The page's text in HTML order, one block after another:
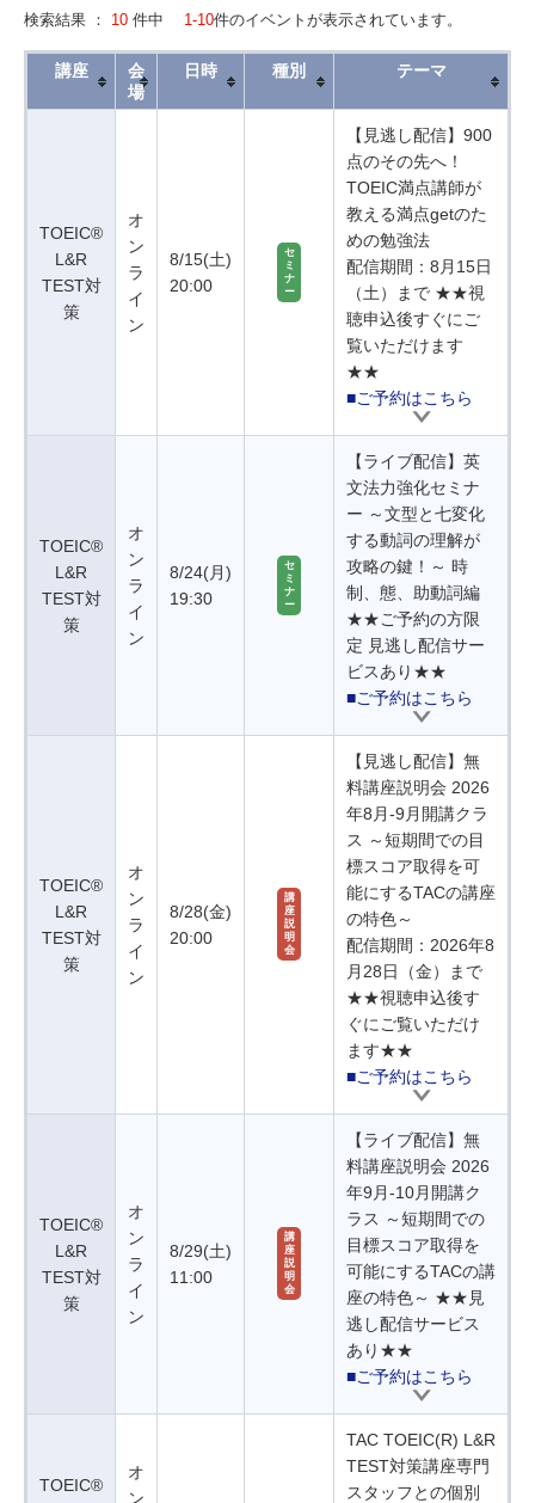
検索結果 ： 10 件中 1-10件のイベントが表示されています。
講座
会
場
日時 種別 テーマ
TOEIC®
L&R
TEST対
策
オ
ン
ラ
イ
ン
8/15(土)
20:00
セ
ミ
ナ
ー
【見逃し配信】900
点のその先へ！
TOEIC満点講師が
教える満点getのた
めの勉強法
配信期間：8月15日
（土）まで ★★視
聴申込後すぐにご
覧いただけます
★★
■ご予約はこちら
TOEIC®
L&R
TEST対
策
オ
ン
ラ
イ
ン
8/24(月)
19:30
セ
ミ
ナ
ー
【ライブ配信】英
文法力強化セミナ
ー ～文型と七変化
する動詞の理解が
攻略の鍵！～ 時
制、態、助動詞編
★★ご予約の方限
定 見逃し配信サー
ビスあり★★
■ご予約はこちら
TOEIC®
L&R
TEST対
策
オ
ン
ラ
イ
ン
8/28(金)
20:00
講
座
説
明
会
【見逃し配信】無
料講座説明会 2026
年8月-9月開講クラ
ス ～短期間での目
標スコア取得を可
能にするTACの講座
の特色～
配信期間：2026年8
月28日（金）まで
★★視聴申込後す
ぐにご覧いただけ
ます★★
■ご予約はこちら
TOEIC®
L&R
TEST対
策
オ
ン
ラ
イ
ン
8/29(土)
11:00
講
座
説
明
会
【ライブ配信】無
料講座説明会 2026
年9月-10月開講ク
ラス ～短期間での
目標スコア取得を
可能にするTACの講
座の特色～ ★★見
逃し配信サービス
あり★★
■ご予約はこちら
TOEIC®
オ
ン
TAC TOEIC(R) L&R
TEST対策講座専門
スタッフとの個別